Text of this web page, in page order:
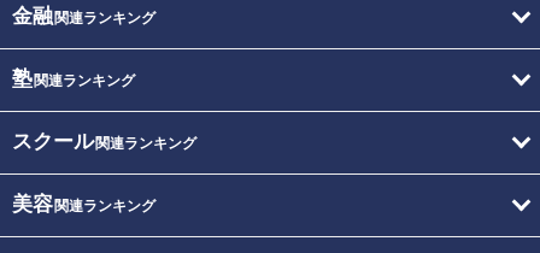
金融関連ランキング
塾関連ランキング
スクール関連ランキング
美容関連ランキング